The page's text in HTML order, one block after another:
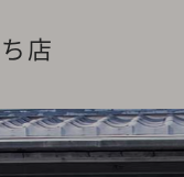
店